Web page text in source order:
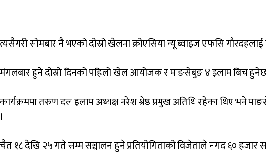
त्यसैगरीसोमबारनैभएकोदोस्रोखेलमाक्रोएसियान्यूब्वाइजएफसिगौरदहलाई
मंगलबारहुनेदोस्रोदिनकोपहिलोखेलआयोजकरमाङसेबुङ४इलामबिच
कार्यक्रममातरुणदलइलामअध्यक्षनरेशश्रेष्ठप्रमुखअतिथिरहेकाथिएभने
।
चैत१८देखि२५गतेसम्मसञ्चालनहुनेप्रतियोगिताकोविजेतालेनगद६०हजार